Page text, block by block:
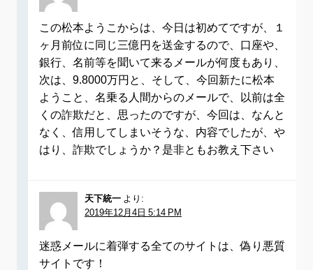
この松本ようこからは、今日は初めてですが、１
ヶ月前位に同じ三億円を送金するので、口座や、
銀行、名前等を聞いて来るメールが何度もあり、
次は、9.8000万円と、そして、今回新たに松本
ようこと、名乗る人間からのメールで、以前は全
くの詐欺だと、思ったのですが、今回は、なんと
なく、信用してしまいそうな、内容でしたが、や
はり、詐欺でしょうか？是非ともお教え下さい
天下統一 より:
2019年12月4日 5:14 PM
迷惑メールに着弾する全てのサイトは、偽り悪質
サイトです！